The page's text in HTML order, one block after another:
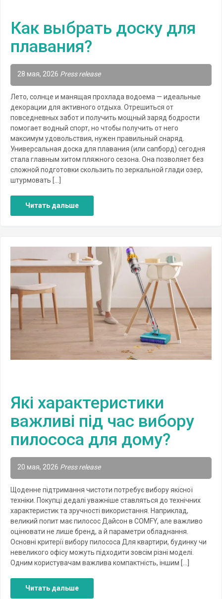
Как выбрать доску для
плавания?
28 мая, 2026 Press release
Лето, солнце и манящая прохлада водоема — идеальные
декорации для активного отдыха. Отрешиться от
повседневных забот и получить мощный заряд бодрости
помогает водный спорт, но чтобы получить от него
максимум удовольствия, нужен правильный снаряд.
Универсальная доска для плавания (или сапборд) сегодня
стала главным хитом пляжного сезона. Она позволяет без
сложной подготовки скользить по зеркальной глади озер,
штурмовать […]
Читать дальше
Які характеристики
важливі під час вибору
пилососа для дому?
20 мая, 2026 Press release
Щоденне підтримання чистоти потребує вибору якісної
техніки. Покупці дедалі уважніше ставляться до технічних
характеристик та зручності використання. Наприклад,
великий попит має пилосос Дайсон в COMFY, але важливо
оцінювати не лише бренд, а й параметри обладнання.
Основні критерії вибору пилососа Для квартири, будинку чи
невеликого офісу можуть підходити зовсім різні моделі.
Одним користувачам важлива компактність, іншим […]
Читать дальше